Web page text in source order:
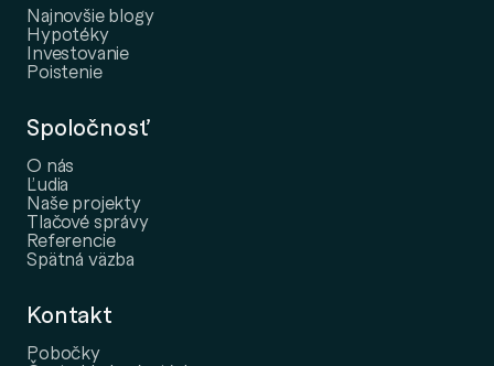
Najnovšie blogy
Hypotéky
Investovanie
Poistenie
Spoločnosť
O nás
Ľudia
Naše projekty
Tlačové správy
Referencie
Spätná väzba
Kontakt
Pobočky